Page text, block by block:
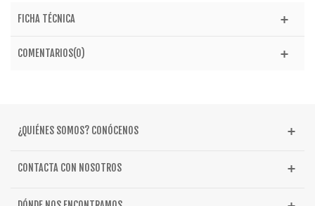
FICHA TÉCNICA
COMENTARIOS(0)
¿QUIÉNES SOMOS? CONÓCENOS
CONTACTA CON NOSOTROS